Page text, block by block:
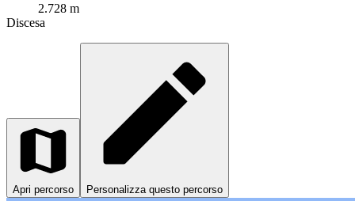
2.728 m
Discesa
Apri percorso Personalizza questo percorso